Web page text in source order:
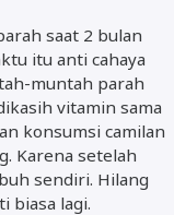
saat 2 bulan
itu anti cahaya
muntah parah
vitamin sama
konsumsi camilan
Karena setelah
sendiri. Hilang
biasa lagi.